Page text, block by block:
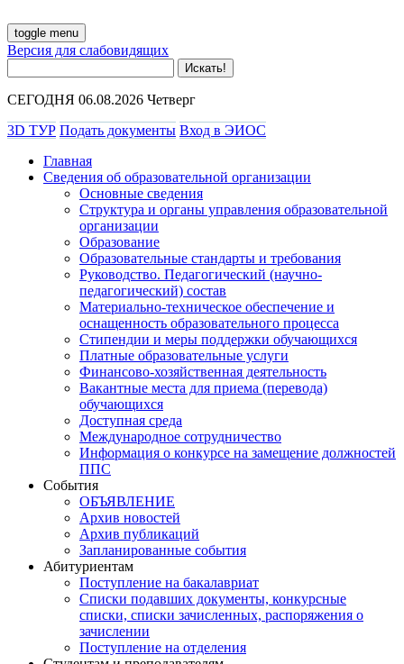
toggle menu
Версия для слабовидящих
СЕГОДНЯ 06.08.2026 Четверг
3D ТУР Подать документы Вход в ЭИОС
Главная
Сведения об образовательной организации
Основные сведения
Структура и органы управления образовательной
организации
Образование
Образовательные стандарты и требования
Руководство. Педагогический (научно-
педагогический) состав
Материально-техническое обеспечение и
оснащенность образовательного процесса
Стипендии и меры поддержки обучающихся
Платные образовательные услуги
Финансово-хозяйственная деятельность
Вакантные места для приема (перевода)
обучающихся
Доступная среда
Международное сотрудничество
Информация о конкурсе на замещение должностей
ППС
События
ОБЪЯВЛЕНИЕ
Архив новостей
Архив публикаций
Запланированные события
Абитуриентам
Поступление на бакалавриат
Списки подавших документы, конкурсные
списки, списки зачисленных, распоряжения о
зачислении
Поступление на отделения